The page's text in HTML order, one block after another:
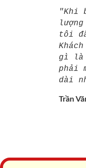
"Khi
tôi
gì là
phải
dài
Trần